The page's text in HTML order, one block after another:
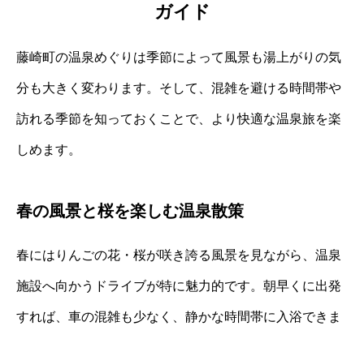
ガイド
藤崎町の温泉めぐりは季節によって風景も湯上がりの気
分も大きく変わります。そして、混雑を避ける時間帯や
訪れる季節を知っておくことで、より快適な温泉旅を楽
しめます。
春の風景と桜を楽しむ温泉散策
春にはりんごの花・桜が咲き誇る風景を見ながら、温泉
施設へ向かうドライブが特に魅力的です。朝早くに出発
すれば、車の混雑も少なく、静かな時間帯に入浴できま